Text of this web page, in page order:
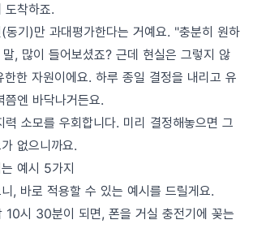
도착하죠.
동기)만 과대평가한다는 거예요. "충분히 원하
, 많이 들어보셨죠? 근데 현실은 그렇지 않
한한 자원이에요. 하루 종일 결정을 내리고 유
엔 바닥나거든요.
소모를 우회합니다. 미리 결정해놓으면 그
없으니까요.
예시 5가지
, 바로 적용할 수 있는 예시를 드릴게요.
10시 30분이 되면, 폰을 거실 충전기에 꽂는